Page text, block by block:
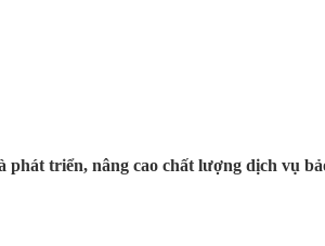
triển, nâng cao chất lượng dịch vụ